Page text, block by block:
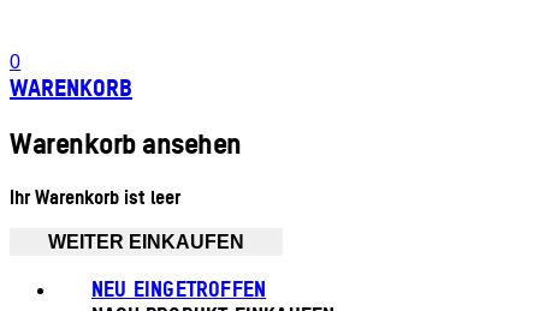
0
WARENKORB
Warenkorb ansehen
Ihr Warenkorb ist leer
WEITER EINKAUFEN
NEU EINGETROFFEN